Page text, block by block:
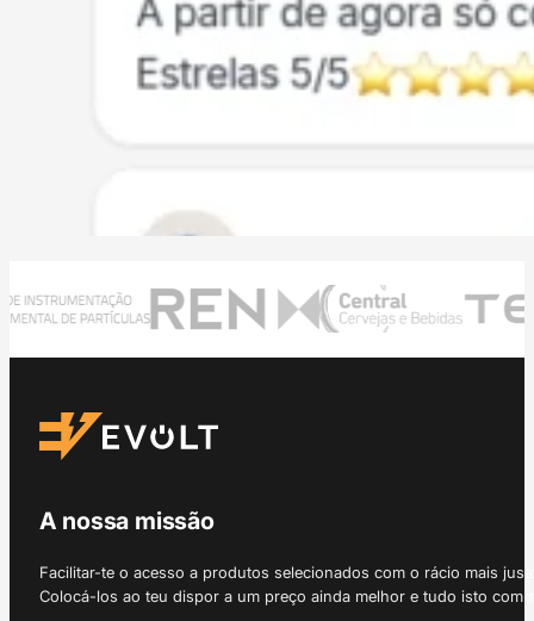
A nossa missão
Facilitar-te o acesso a produtos selecionados com o rácio mais
Colocá-los ao teu dispor a um preço ainda melhor e tudo isto